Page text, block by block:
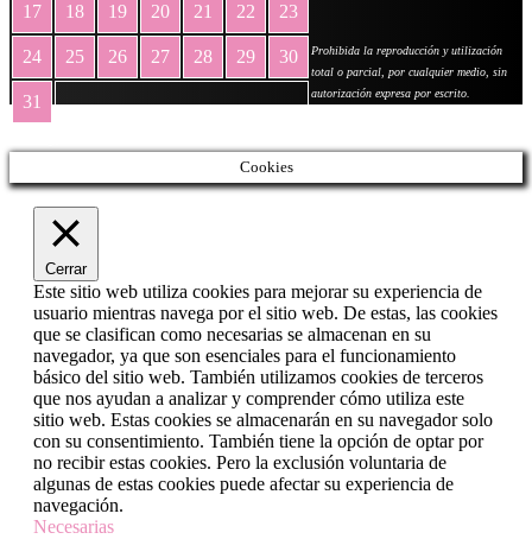
17 18 19 20 21 22 23
24 25 26 27 28 29 30
31
Prohibida la reproducción y utilización
total o parcial, por cualquier medio, sin
autorización expresa por escrito.
Cookies
Cerrar
Este sitio web utiliza cookies para mejorar su experiencia de
usuario mientras navega por el sitio web. De estas, las cookies
que se clasifican como necesarias se almacenan en su
navegador, ya que son esenciales para el funcionamiento
básico del sitio web. También utilizamos cookies de terceros
que nos ayudan a analizar y comprender cómo utiliza este
sitio web. Estas cookies se almacenarán en su navegador solo
con su consentimiento. También tiene la opción de optar por
no recibir estas cookies. Pero la exclusión voluntaria de
algunas de estas cookies puede afectar su experiencia de
navegación.
Necesarias